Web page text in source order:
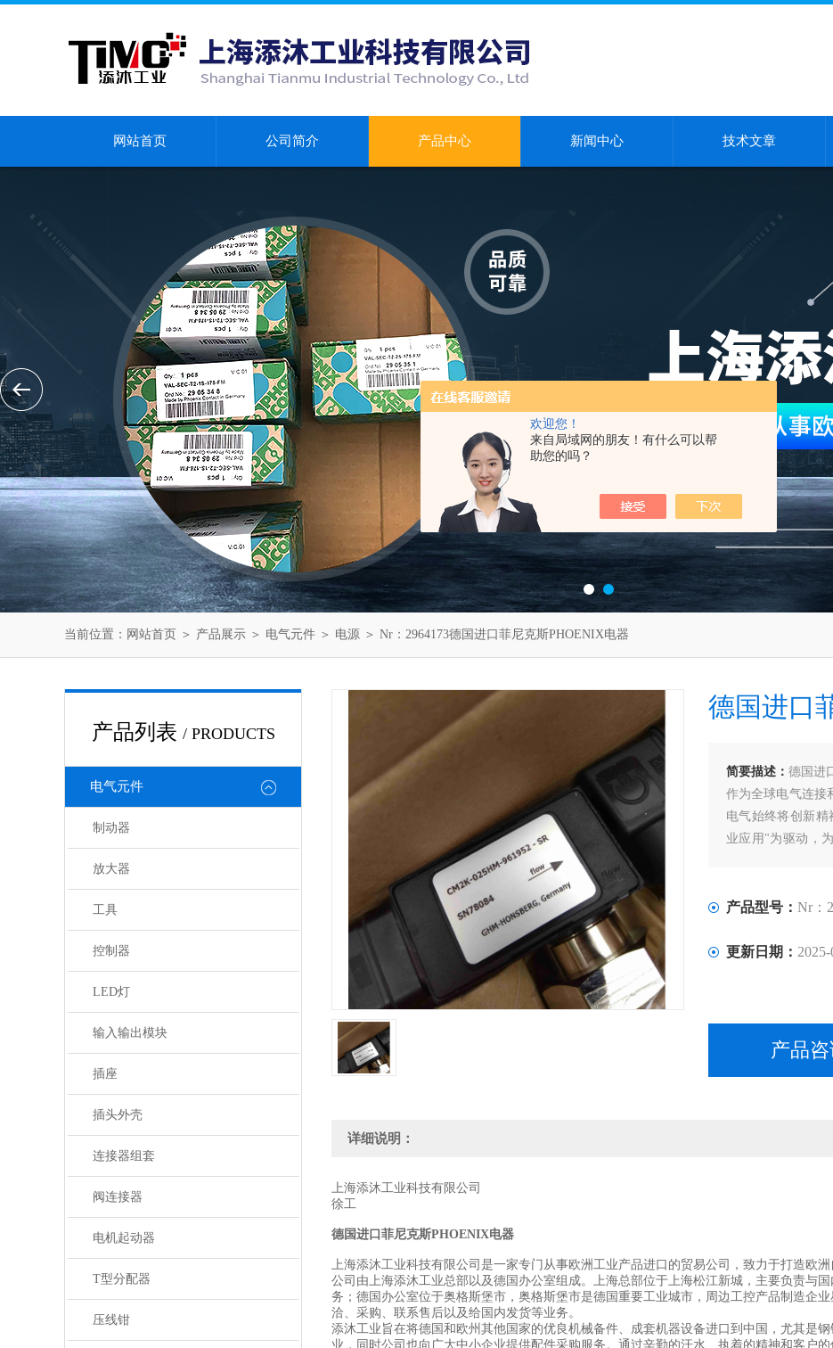
欢迎您！
来自局域网的朋友！有什么可以帮
助您的吗？
网站首页 公司简介 产品中心 新闻中心 技术文章
当前位置： 网站首页 ＞ 产品展示 ＞ 电气元件 ＞ 电源 ＞ Nr：2964173德国进口菲尼克斯PHOENIX电器
产品列表 / PRODUCTS
电气元件
制动器
放大器
工具
控制器
LED灯
输入输出模块
插座
插头外壳
连接器组套
阀连接器
电机起动器
T型分配器
压线钳
德国进口
简要描述： 德国进
作为全球电气连接
电气始终将创新
业应用"为驱动，
产品型号： Nr：
更新日期：
产品咨
详细说明：
上海添沐工业科技有限公司
徐工
德国进口菲尼克斯PHOENIX电器
上海添沐工业科技有限公司是一家专门从事欧洲工业产品进口的贸易公司，致力于打造欧洲
公司由上海添沐工业总部以及德国办公室组成。上海总部位于上海松江新城，主要负责与
务；德国办公室位于奥格斯堡市，奥格斯堡市是德国重要工业城市，周边工控产品制造企
洽、采购、联系售后以及给国内发货等业务。
添沐工业旨在将德国和欧州其他国家的优良机械备件、成套机器设备进口到中国，尤其是
业，同时公司也向广大中小企业提供配件采购服务。通过辛勤的汗水、执着的精神和客户